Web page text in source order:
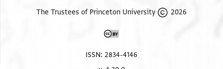
2026 The Trustees of Princeton University
ISSN: 2834-4146